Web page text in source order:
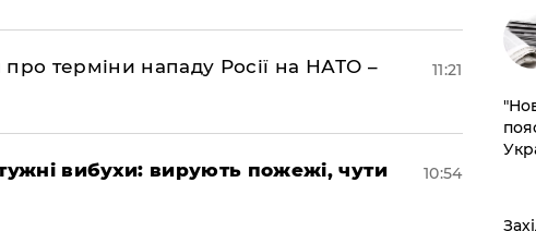
терміни нападу Росії на НАТО –
11:21
вибухи: вирують пожежі, чути
10:54